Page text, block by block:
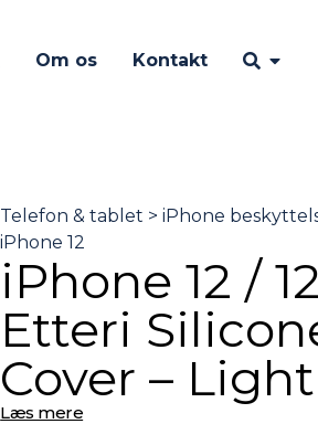
Om os Kontakt
iPhone 12 /
Etteri
Cover –
Læs mere